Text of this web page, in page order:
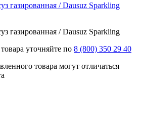
газированная / Dausuz Sparkling
газированная / Dausuz Sparkling
уточняйте по 8 (800) 350 29 40
товара могут отличаться